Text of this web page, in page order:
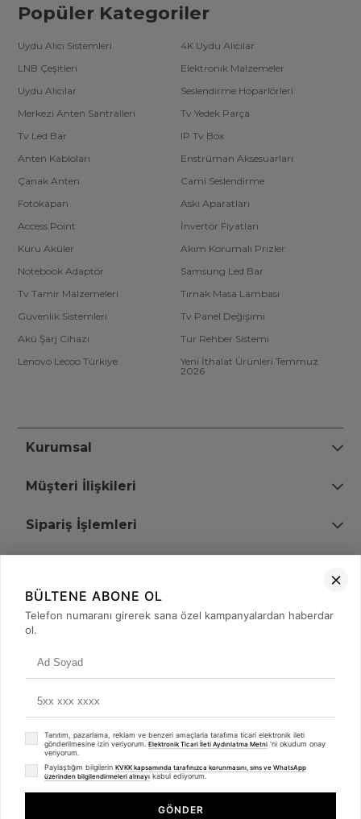
Popüler Kategoriler
Uydu Alıcı Sistemleri
4K Uydu Alıcılar
LNB Çeşitleri
Elektronik Malzemeler
Uydu Alıcılar
Seslendirme Hoparlörleri
Merkezi Anten Santralleri
Tv Yedek Parça
Tv Led Bar
IP Tv Box
Anten Kabloları
Enstrüman Aksesuarları
Çanak Anten
Cami Seslendirme
Fotokapan
Askı Aparatları
Access Point
İnvertör Fiyatları
Kuru Aküler
Akım Korumalı Prizler
Notebook Adaptör
Samsung Led Bar
Tv Tamir Malzemeleri
Tırnak Masa Lambası
Güvenlik Sistemleri
Tv Panel Değişimi
Akü Şarj Cihazı
Tur Rehber Sistemi
Lenovo Lecoo Türkiye
Yeni İthalat Ürünleri Temmuz
2026
Kurumsal
Müşteri İlişkileri
Sipariş İşlemleri
+90 (850) 473 08 08
© 2008 - 2026merterelektronik.com
- Tüm Hakları Saklıdır. Kredi kartı bilgileriniz 256bit SSL sertifikası ile
Whatsapp
BÜLTENE ABONE OL
Telefon numaranı girerek sana özel kampanyalardan haberdar
ol.
Tanıtım, pazarlama, reklam ve benzeri amaçlarla tarafıma ticari elektronik ileti
gönderilmesine izin veriyorum. Elektronik Ticari İleti Aydınlatma Metni 'ni okudum onay
veriyorum.
Paylaştığım bilgilerin KVKK kapsamında tarafınızca korunmasını, sms ve WhatsApp
üzerinden bilgilendirmeleri almayı kabul ediyorum.
GÖNDER